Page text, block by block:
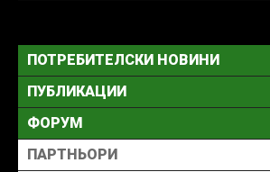
ПОТРЕБИТЕЛСКИ НОВИНИ
ПУБЛИКАЦИИ
ФОРУМ
ПАРТНЬОРИ